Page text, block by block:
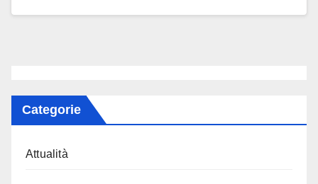
Categorie
Attualità